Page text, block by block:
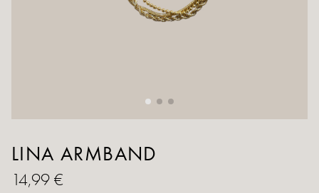
LINA ARMBAND
14,99 €